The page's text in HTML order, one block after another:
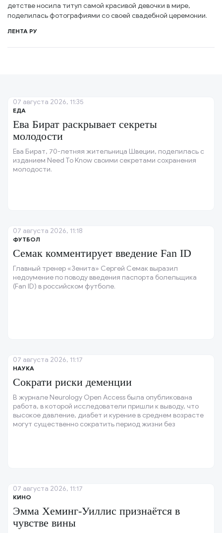
детстве носила титул самой красивой девочки в мире,
поделилась фотографиями со своей свадебной церемонии.
ЛЕНТА РУ
ЕДА
Ева Бират раскрывает секреты
молодости
Ева Бират, 70-летняя жительница Швеции, поделилась с
изданием Need To Know своими секретами сохранения
молодости.
07 августа 2026, 11:35
ФУТБОЛ
Семак комментирует введение Fan ID
Главный тренер «Зенита» Сергей Семак выразил
недоумение по поводу введения паспорта болельщика
(Fan ID) в российском футболе.
07 августа 2026, 11:18
НАУКА
Сократи риски деменции
В журнале Neurology Open Access была опубликована
работа, в которой исследователи пришли к выводу, что
высокое давление, диабет и курение в среднем возрасте
могут существенно сократить период жизни без
07 августа 2026, 11:17
КИНО
Эмма Хеминг-Уиллис признаётся в
чувстве вины
07 августа 2026, 11:17